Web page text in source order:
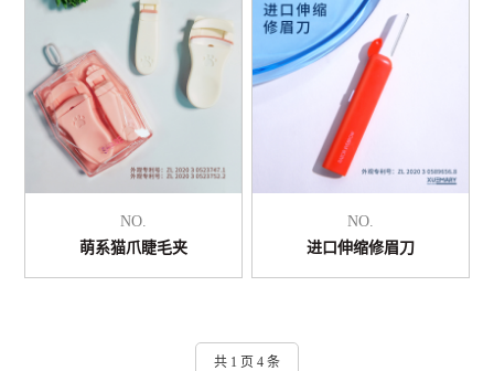
NO.
萌系猫爪睫毛夹
NO.
进口伸缩修眉刀
共 1 页 4 条